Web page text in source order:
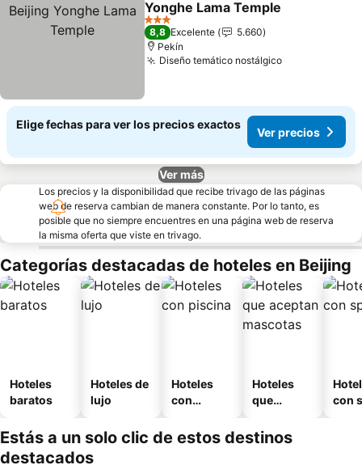
Yonghe Lama Temple
3 Estrellas
8,8 Excelente
5.660
Pekín
Diseño temático nostálgico
Elige fechas para ver los precios exactos
Ver precios
Ver más
Los precios y la disponibilidad que recibe trivago de las páginas
web de reserva cambian de manera constante. Por lo tanto, es
posible que no siempre encuentres en una página web de reserva
la misma oferta que viste en trivago.
Categorías destacadas de hoteles en Beijing
Hoteles
baratos
Hoteles de
lujo
Hoteles
con
Hoteles
que
mascotas
con
Estás a un solo clic de estos destinos
destacados